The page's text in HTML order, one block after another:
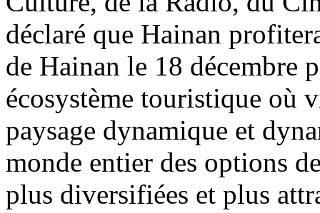
déclaré que Hainan
de Hainan le 18 décembre
écosystème touristique où
paysage dynamique et
monde entier des options
plus diversifiées et plus